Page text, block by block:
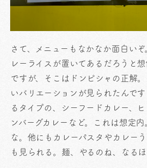
さて、メニューもなかなか面白い
レーライスが置いてあるだろうと
ですが、そこはドンピシャの正解
いバリエーションが見られたんで
るタイプの、シーフードカレー、
ンバーグカレーなど。これは想定
な。他にもカレーパスタやカレー
も見られる。麺、やるのね、なるほ